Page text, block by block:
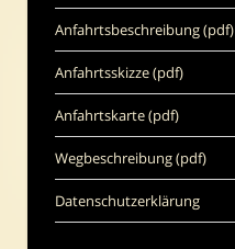
Anfahrtsbeschreibung (pdf)
Anfahrtsskizze (pdf)
Anfahrtskarte (pdf)
Wegbeschreibung (pdf)
Datenschutzerklärung